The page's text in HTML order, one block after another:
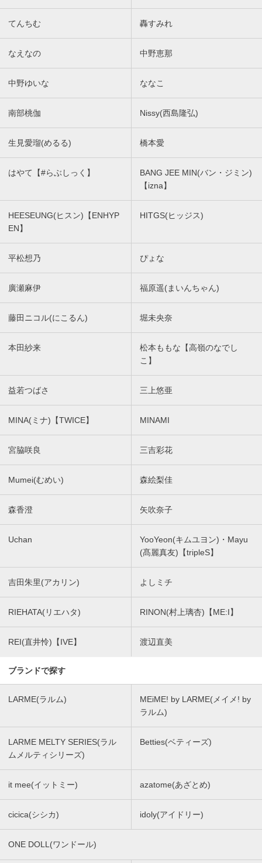
てんちむ 轟すみれ
なえなの 中野恵那
中野ゆいな ななこ
南部桃伽 Nissy(西島隆弘)
生見愛瑠(めるる) 橋本愛
はやて【#らぶしっく】
BANG JEE MIN(バン・ジミン)
【izna】
HEESEUNG(ヒスン)【ENHYP
EN】
HITGS(ヒッジス)
平松想乃 ぴょな
廣瀬麻伊 福原遥(まいんちゃん)
藤田ニコル(にこるん) 堀未央奈
本田紗来
松本ももな【高嶺のなでし
こ】
益若つばさ 三上悠亜
MINA(ミナ)【TWICE】 MINAMI
宮脇咲良 三吉彩花
Mumei(むめい) 森絵梨佳
森香澄 矢吹奈子
Uchan
YooYeon(キムユヨン)・Mayu
(髙麗真友)【tripleS】
吉田朱里(アカリン) よしミチ
RIEHATA(リエハタ) RINON(村上璃杏)【ME:I】
REI(直井怜)【IVE】 渡辺直美
ブランドで探す
LARME(ラルム)
MEiME! by LARME(メイメ! by
ラルム)
LARME MELTY SERIES(ラル
ムメルティシリーズ)
Betties(ベティーズ)
it mee(イットミー) azatome(あざとめ)
cicica(シシカ) idoly(アイドリー)
ONE DOLL(ワンドール)